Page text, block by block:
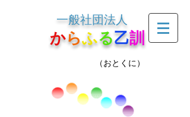
一般社団法人
からふる乙訓
（おとくに）